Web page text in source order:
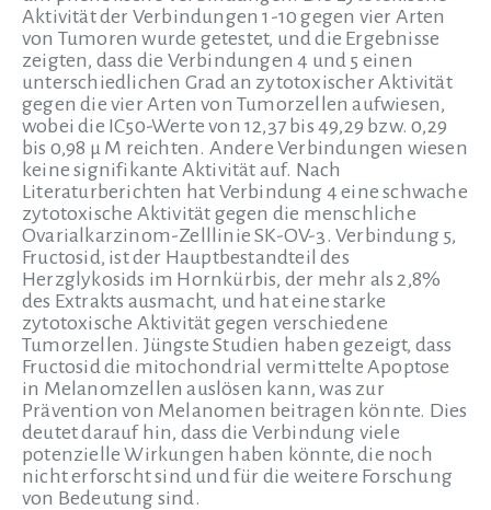
Aktivität der Verbindungen 1-10 gegen vier Arten
von Tumoren wurde getestet, und die Ergebnisse
zeigten, dass die Verbindungen 4 und 5 einen
unterschiedlichen Grad an zytotoxischer Aktivität
gegen die vier Arten von Tumorzellen aufwiesen,
wobei die IC50-Werte von 12,37 bis 49,29 bzw. 0,29
bis 0,98 μ M reichten. Andere Verbindungen wiesen
keine signifikante Aktivität auf. Nach
Literaturberichten hat Verbindung 4 eine schwache
zytotoxische Aktivität gegen die menschliche
Ovarialkarzinom-Zelllinie SK-OV-3. Verbindung 5,
Fructosid, ist der Hauptbestandteil des
Herzglykosids im Hornkürbis, der mehr als 2,8%
des Extrakts ausmacht, und hat eine starke
zytotoxische Aktivität gegen verschiedene
Tumorzellen. Jüngste Studien haben gezeigt, dass
Fructosid die mitochondrial vermittelte Apoptose
in Melanomzellen auslösen kann, was zur
Prävention von Melanomen beitragen könnte. Dies
deutet darauf hin, dass die Verbindung viele
potenzielle Wirkungen haben könnte, die noch
nicht erforscht sind und für die weitere Forschung
von Bedeutung sind.